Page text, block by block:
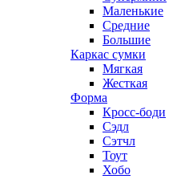
Маленькие
Средние
Большие
Каркас сумки
Мягкая
Жесткая
Форма
Кросс-боди
Сэдл
Сэтчл
Тоут
Хобо